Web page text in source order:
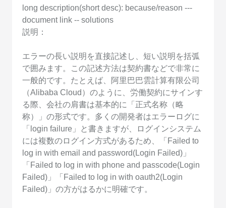
long description(short desc): because/reason ---
document link -- solutions
説明：
エラーの長い説明を直接記述し、短い説明を括弧
で囲みます。この記述方法は契約書などで非常に
一般的です。たとえば、阿里巴巴雲計算有限公司
（Alibaba Cloud）のように、労働契約にサインす
る際、会社の肩書は基本的に「正式名称（略
称）」の形式です。多くの開発者はエラーログに
「login failure」と書きますが、ログインシステム
には複数のログイン方式があるため、「Failed to
log in with email and password(Login Failed)」
「Failed to log in with phone and passcode(Login
Failed)」「Failed to log in with oauth2(Login
Failed)」の方がはるかに明確です。